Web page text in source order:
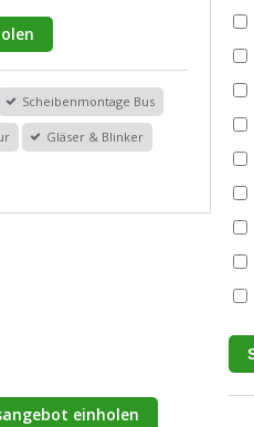
Scheibenmontage Bus
Gläser & Blinker
einholen